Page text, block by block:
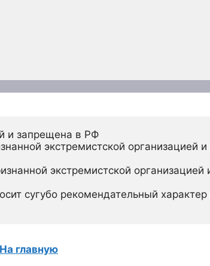
и запрещена в РФ
экстремистской организацией
экстремистской организацией
сугубо рекомендательный характер
На главную